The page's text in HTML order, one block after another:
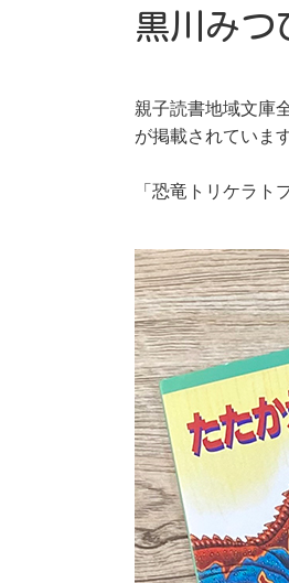
黒川みつ
親子読書地域文庫
が掲載されていま
「恐竜トリケラ